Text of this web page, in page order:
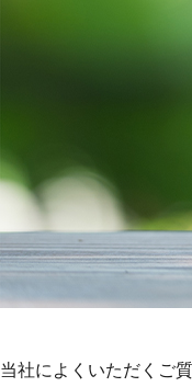
当社によくいただくご